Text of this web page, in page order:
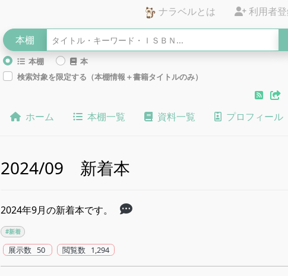
ナラベルとは 利用者
本棚
本棚
本
検索対象を限定する（本棚情報＋書籍タイトルのみ）
ホーム 本棚一覧 資料一覧 プロフィール
2024/09 新着本
2024年9月の新着本です。
#新着
展示数 50 閲覧数 1,294